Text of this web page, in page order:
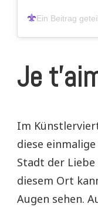
Ein Beitrag
Je
Im
diese
Stadt der
diesem Ort
Augen sehen.